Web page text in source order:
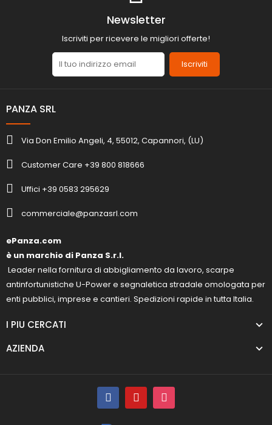
Newsletter
Iscriviti per ricevere le migliori offerte!
Iscriviti
PANZA SRL
Via Don Emilio Angeli, 4, 55012, Capannori, (LU)
Customer Care +39 800 818666
Uffici +39 0583 295629
commerciale@panzasrl.com
ePanza.com
è un marchio di Panza S.r.l.
Leader nella fornitura di abbigliamento da lavoro, scarpe
antinfortunistiche U-Power e segnaletica stradale omologata per
enti pubblici, imprese e cantieri. Spedizioni rapide in tutta Italia.
I PIU CERCATI
AZIENDA